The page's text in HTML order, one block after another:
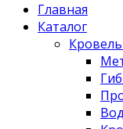
Главная
Каталог